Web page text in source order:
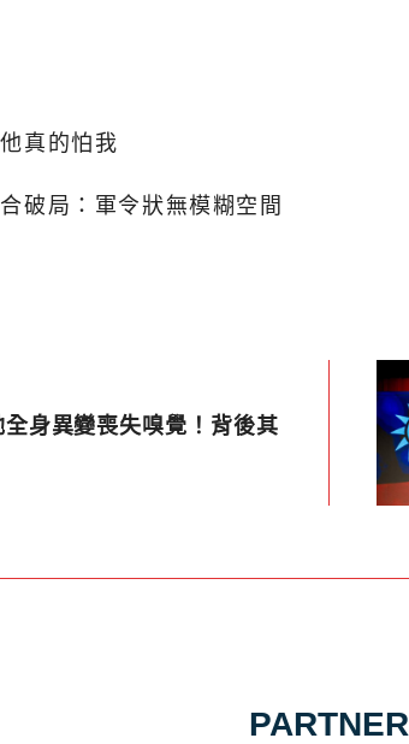
真的怕我
破局：軍令狀無模糊空間
身異變喪失嗅覺！背後其
PARTNER